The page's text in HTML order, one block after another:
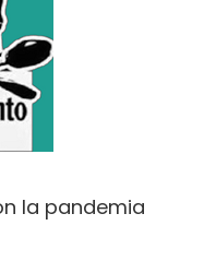
la pandemia